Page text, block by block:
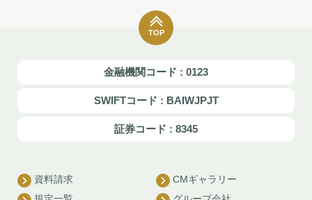
TOP
金融機関コード : 0123
SWIFTコード : BAIWJPJT
証券コード : 8345
資料請求
CMギャラリー